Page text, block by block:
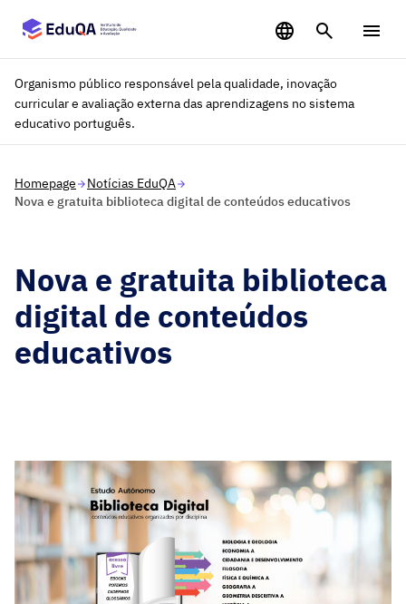
Organismo público responsável pela qualidade, inovação
curricular e avaliação externa das aprendizagens no sistema
educativo português.
Homepage
Notícias EduQA
Nova e gratuita biblioteca digital de conteúdos educativos
Nova e gratuita biblioteca
digital de conteúdos
educativos